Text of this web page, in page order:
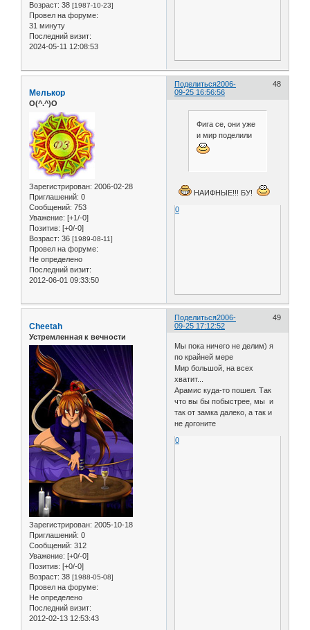
Возраст: 38 [1987-10-23]
Провел на форуме:
31 минуту
Последний визит:
2024-05-11 12:08:53
Поделиться 48
2006-
09-25 16:56:56
Мелькор
O(^.^)O
Зарегистрирован: 2006-02-28
Приглашений: 0
Сообщений: 753
Уважение: [+1/-0]
Позитив: [+0/-0]
Возраст: 36 [1989-08-11]
Провел на форуме:
Не определено
Последний визит:
2012-06-01 09:33:50
Фига се, они уже
и мир поделили
НАИФНЫЕ!!! БУ!
0
Поделиться 49
2006-
09-25 17:12:52
Cheetah
Устремленная к вечности
Зарегистрирован: 2005-10-18
Приглашений: 0
Сообщений: 312
Уважение: [+0/-0]
Позитив: [+0/-0]
Возраст: 38 [1988-05-08]
Провел на форуме:
Не определено
Последний визит:
2012-02-13 12:53:43
Мы пока ничего не делим) я
по крайней мере
Мир большой, на всех
хватит...
Арамис куда-то пошел. Так
что вы бы побыстрее, мы и
так от замка далеко, а так и
не догоните
0